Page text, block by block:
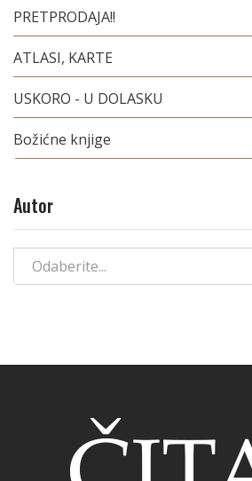
PRETPRODAJA!!
ATLASI, KARTE
USKORO - U DOLASKU
Božićne knjige
Autor
Odaberite...